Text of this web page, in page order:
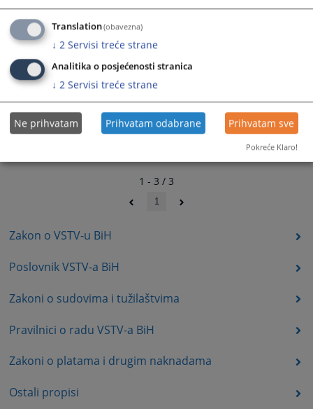
Zakon o VSTV-u BiH
Poslovnik VSTV-a BiH
Zakoni o sudovima i tužilaštvima
Pravilnici o radu VSTV-a BiH
Zakoni o platama i drugim naknadama
Ostali propisi
dates.
1 - 3 / 3
1
Translation(obavezna)
↓ 2 Servisi treće strane
Analitika o posjećenosti stranica
↓ 2 Servisi treće strane
Ne prihvatam Prihvatam odabrane Prihvatam sve
Pokreće Klaro!